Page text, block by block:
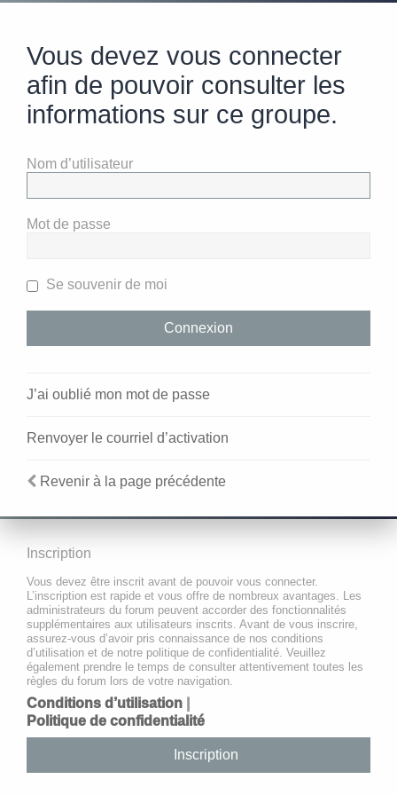
Vous devez vous connecter
afin de pouvoir consulter les
informations sur ce groupe.
Nom d’utilisateur
Mot de passe
Se souvenir de moi
J’ai oublié mon mot de passe
Renvoyer le courriel d’activation
Revenir à la page précédente
Inscription
Vous devez être inscrit avant de pouvoir vous connecter.
L’inscription est rapide et vous offre de nombreux avantages. Les
administrateurs du forum peuvent accorder des fonctionnalités
supplémentaires aux utilisateurs inscrits. Avant de vous inscrire,
assurez-vous d’avoir pris connaissance de nos conditions
d’utilisation et de notre politique de confidentialité. Veuillez
également prendre le temps de consulter attentivement toutes les
règles du forum lors de votre navigation.
Conditions d’utilisation
Politique de confidentialité
Inscription